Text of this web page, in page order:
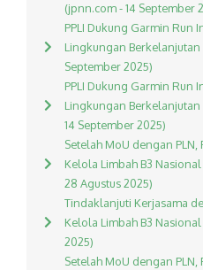
(jpnn.com - 14 September
PPLI Dukung Garmin Run
Lingkungan Berkelanjutan
September 2025)
PPLI Dukung Garmin Run
Lingkungan
14 September 2025)
Setelah MoU dengan PLN,
Kelola Limbah B3
28 Agustus 2025)
Tindaklanjuti Kerjasama
Kelola Limbah B3
2025)
Setelah MoU dengan PLN,